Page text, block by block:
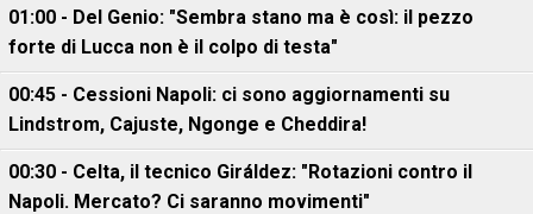
01:00 - Del Genio: "Sembra stano ma è così: il pezzo
forte di Lucca non è il colpo di testa"
00:45 - Cessioni Napoli: ci sono aggiornamenti su
Lindstrom, Cajuste, Ngonge e Cheddira!
00:30 - Celta, il tecnico Giráldez: "Rotazioni contro il
Napoli. Mercato? Ci saranno movimenti"